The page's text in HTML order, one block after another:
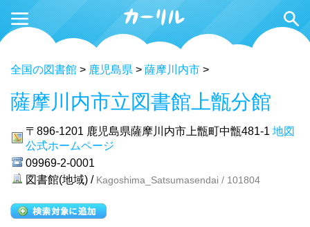
全国の図書館 > 鹿児島県 > 薩摩川内市 >
薩摩川内市立図書館上甑分館
〒896-1201 鹿児島県薩摩川内市上甑町中甑481-1 地図
公式ホームページ
09969-2-0001
図書館(地域) / Kagoshima_Satsumasendai / 101804